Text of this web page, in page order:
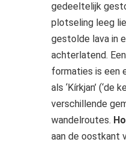
gedeeltelijk
plotseling leeg
gestolde lava in
achterlatend.
formaties is een
als ‘Kírkjan’ (‘de
verschillende
wandelroutes.
aan de oostkant